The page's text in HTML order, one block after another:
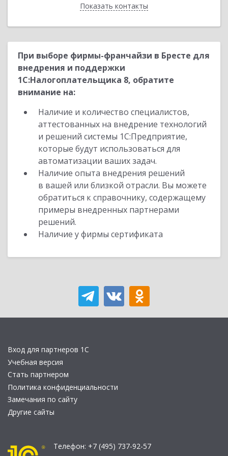
Показать контакты
Назад
При выборе фирмы-франчайзи в Бресте для
внедрения и поддержки
1С:Налогоплательщика 8, обратите
внимание на:
Наличие и количество специалистов,
аттестованных на внедрение технологий
и решений системы 1С:Предприятие,
которые будут использоваться для
автоматизации ваших задач.
Наличие опыта внедрения решений
в вашей или близкой отрасли. Вы можете
обратиться к справочнику, содержащему
примеры внедренных партнерами
решений.
Наличие у фирмы сертификата
Вход для партнеров 1С
Учебная версия
Стать партнером
Политика конфиденциальности
Замечания по сайту
Другие сайты
Телефон: +7 (495) 737-92-57